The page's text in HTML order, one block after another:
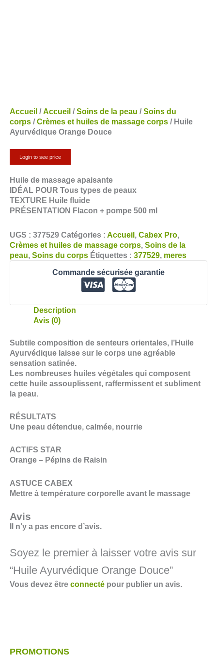
PROMOTIONS
Accueil /Accueil /Soins de la peau /Soins du
corps /Crèmes et huiles de massage corps / Huile
Ayurvédique Orange Douce
Login to see price
Huile de massage apaisante
IDÉAL POUR Tous types de peaux
TEXTURE Huile fluide
PRÉSENTATION Flacon + pompe 500 ml
UGS : 377529 Catégories : Accueil, Cabex Pro,
Crèmes et huiles de massage corps, Soins de la
peau, Soins du corps Étiquettes : 377529, meres
Commande sécurisée garantie
Description
Avis (0)
Subtile composition de senteurs orientales, l’Huile
Ayurvédique laisse sur le corps une agréable
sensation satinée.
Les nombreuses huiles végétales qui composent
cette huile assouplissent, raffermissent et subliment
la peau.
RÉSULTATS
Une peau détendue, calmée, nourrie
ACTIFS STAR
Orange – Pépins de Raisin
ASTUCE CABEX
Mettre à température corporelle avant le massage
Avis
Il n’y a pas encore d’avis.
Soyez le premier à laisser votre avis sur
“Huile Ayurvédique Orange Douce”
Vous devez être connecté pour publier un avis.